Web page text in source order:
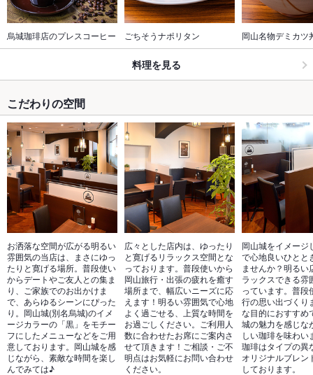
烏城珈琲店のプレスコーヒー ごちそうナポリタン 岡山名物デミカツ
料理を見る
こだわりの空間
お洒落な空間が広がる明るい
雰囲気の当店は、まさにゆっ
たりと寛げる場所。普段使い
からデートやご友人との集ま
り、ご家族でのお出かけま
で、あらゆるシーンにぴった
り。岡山城(別名烏城)のイメ
ージカラーの「黒」をモチー
フにしたメニューなどをご用
意しております。岡山城を感
じながら、素敵な時間を楽し
んでみては♪
広々とした店内は、ゆったり
と寛げるリラックス空間とな
っております。普段使いから
岡山旅行・出張の疲れを癒す
場所まで、幅広いニーズに応
えます！明るい雰囲気で心地
よく過ごせる、上質な時間を
お過ごしください。ご利用人
数に合わせたお席にご案内さ
せて頂きます！ご相談・ご不
明点はお気軽にお問い合わせ
ください。
岡山城をイメージ
で心地良いひとと
ませんか？明るい
ラックスできる雰
っています。普段
行の思い出づくり
な目的におすす
城の魅力を感じな
しい珈琲を味わい
珈琲はタイプの異
オリジナルブレン
しております。